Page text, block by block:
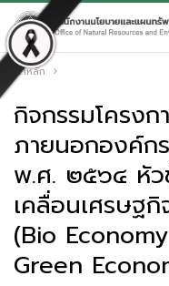
หน้าหลัก
กิจกรรมโครงก
ภายนอกองค์ก
พ.ศ. ๒๕๖๔ หัว
เคลื่อนเศรษฐ
(Bio
Green